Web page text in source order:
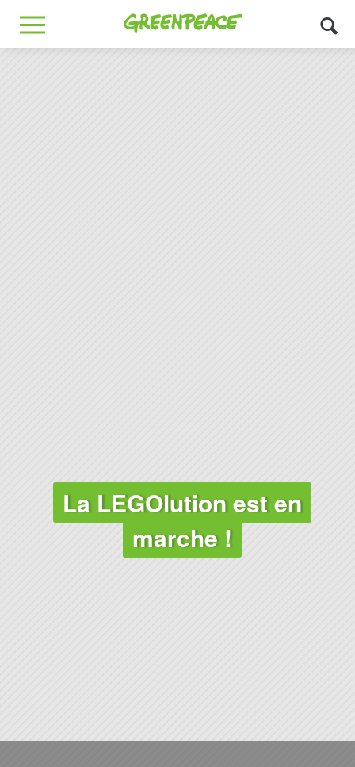
Greenpeace
MENU
La LEGOlution est en
marche !